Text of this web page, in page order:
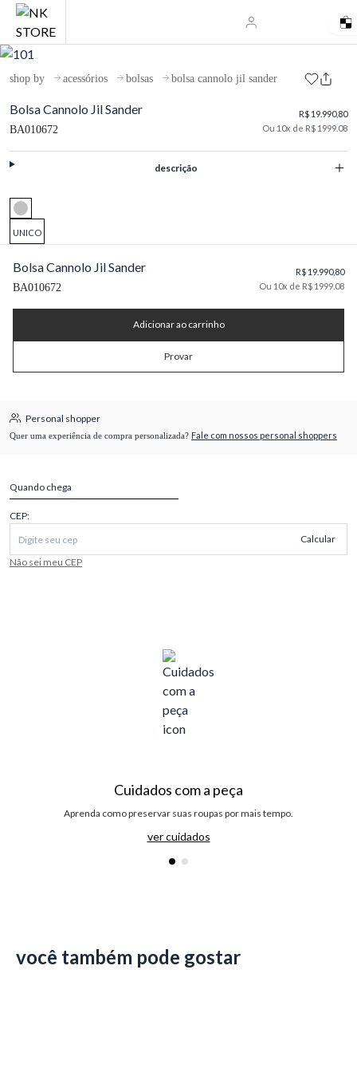
shop by acessórios bolsas bolsa cannolo jil sander
Bolsa Cannolo Jil Sander
BA010672
R$ 19.990,80
Ou 10x de R$ 1999.08
descrição
UNICO
Bolsa Cannolo Jil Sander
BA010672
R$ 19.990,80
Ou 10x de R$ 1999.08
Adicionar ao carrinho
Provar
Personal shopper
Quer uma experiência de compra personalizada? Fale com nossos personal shoppers
Quando chega
CEP:
Calcular
Não sei meu CEP
Cuidados com a peça
Aprenda como preservar suas roupas por mais tempo.
ver cuidados
você também pode gostar